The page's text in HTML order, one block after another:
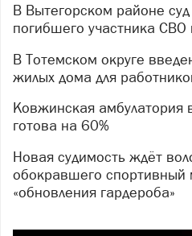
В Вытегорском районе суд признал брак
погибшего участника СВО
В Тотемском округе введены в эксплуатацию три
жилых дома для
Ковжинская амбулатория в Вытегорском округе
готова на 60%
Новая судимость ждёт вологжанина,
обокравшего спортивный
«обновления гардероба»